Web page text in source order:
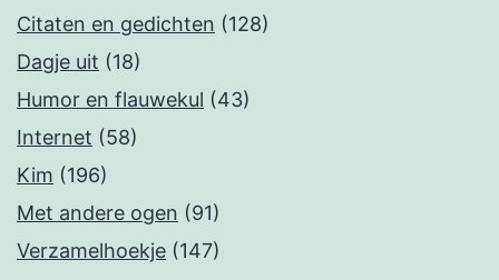
Citaten en gedichten (128)
Dagje uit (18)
Humor en flauwekul (43)
Internet (58)
Kim (196)
Met andere ogen (91)
Verzamelhoekje (147)